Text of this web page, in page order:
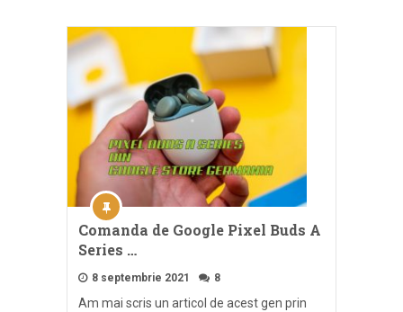
Comanda de Google Pixel Buds A
Series …
8 septembrie 2021 8
Am mai scris un articol de acest gen prin